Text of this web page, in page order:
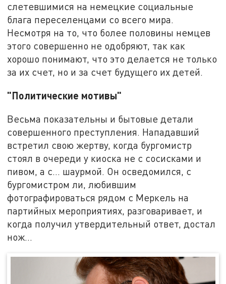
слетевшимися на немецкие социальные
блага переселенцами со всего мира.
Несмотря на то, что более половины немцев
этого совершенно не одобряют, так как
хорошо понимают, что это делается не только
за их счет, но и за счет будущего их детей.
"Политические мотивы"
Весьма показательны и бытовые детали
совершенного преступления. Нападавший
встретил свою жертву, когда бургомистр
стоял в очереди у киоска не с сосисками и
пивом, а с… шаурмой. Он осведомился, с
бургомистром ли, любившим
фотографироваться рядом с Меркель на
партийных мероприятиях, разговаривает, и
когда получил утвердительный ответ, достал
нож…